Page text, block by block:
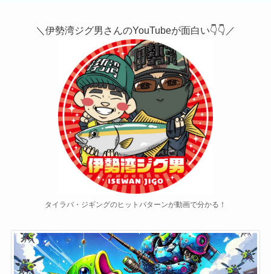
＼ 伊勢湾ジグ男さんのYouTubeが面白い👇👇／
タイラバ・ジギングのヒットパターンが動画で分かる！